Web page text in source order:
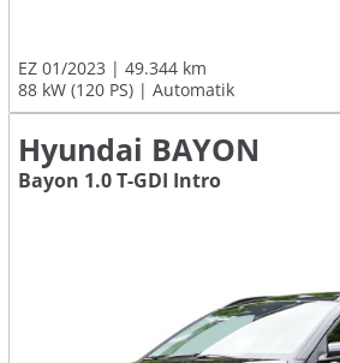
EZ 01/2023
49.344 km
88 kW (120 PS)
Automatik
Hyundai BAYON
Bayon 1.0 T-GDI Intro